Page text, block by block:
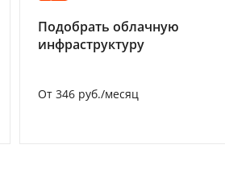
Подобрать облачную
инфраструктуру
От 346 руб./месяц